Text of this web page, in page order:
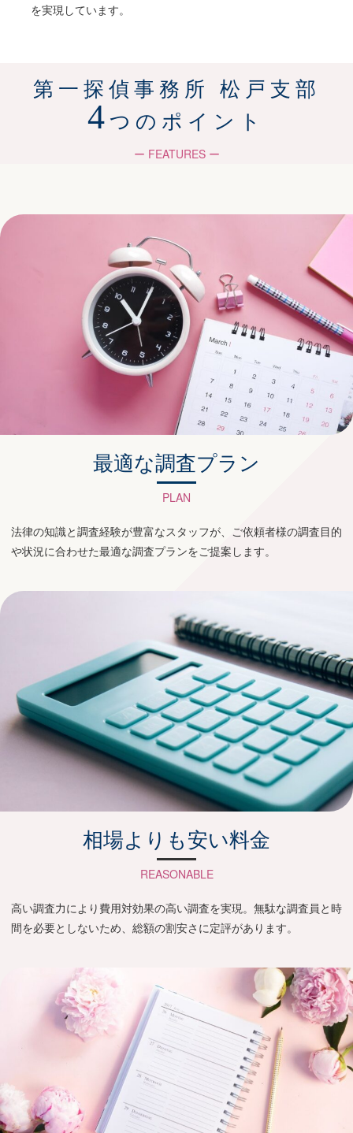
を実現しています。
第一探偵事務所 松戸支部
4 つのポイント
ー FEATURES ー
最適な調査プラン
PLAN
法律の知識と調査経験が豊富なスタッフが、ご依頼者様の調査目的
や状況に合わせた最適な調査プランをご提案します。
相場よりも安い料金
REASONABLE
高い調査力により費用対効果の高い調査を実現。無駄な調査員と時
間を必要としないため、総額の割安さに定評があります。